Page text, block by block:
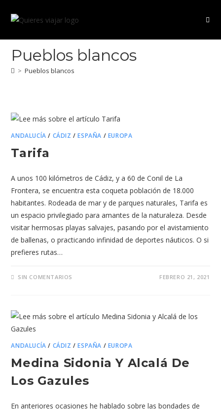
Pueblos blancos
> Pueblos blancos
ANDALUCÍA / CÁDIZ /ESPAÑA / EUROPA
Tarifa
A unos 100 kilómetros de Cádiz, y a 60 de Conil de La
Frontera, se encuentra esta coqueta población de 18.000
habitantes. Rodeada de mar y de parques naturales, Tarifa es
un espacio privilegiado para amantes de la naturaleza. Desde
visitar hermosas playas salvajes, pasando por el avistamiento
de ballenas, o practicando infinidad de deportes náuticos. O si
prefieres rutas…
SIN COMENTARIOS FEBRERO 21, 2021
ANDALUCÍA / CÁDIZ /ESPAÑA / EUROPA
Medina Sidonia Y Alcalá De
Los Gazules
En anteriores ocasiones he hablado sobre las bondades de